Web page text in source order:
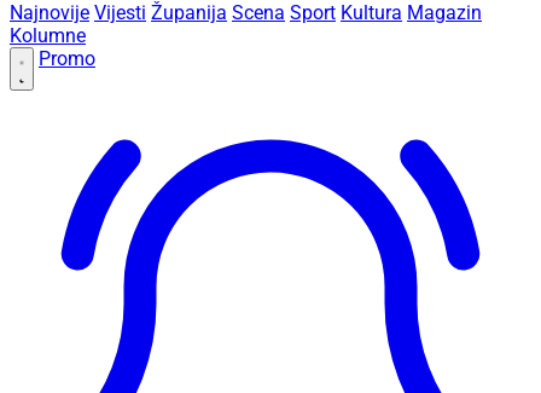
Najnovije Vijesti Županija Scena Sport Kultura Magazin
Kolumne
Promo